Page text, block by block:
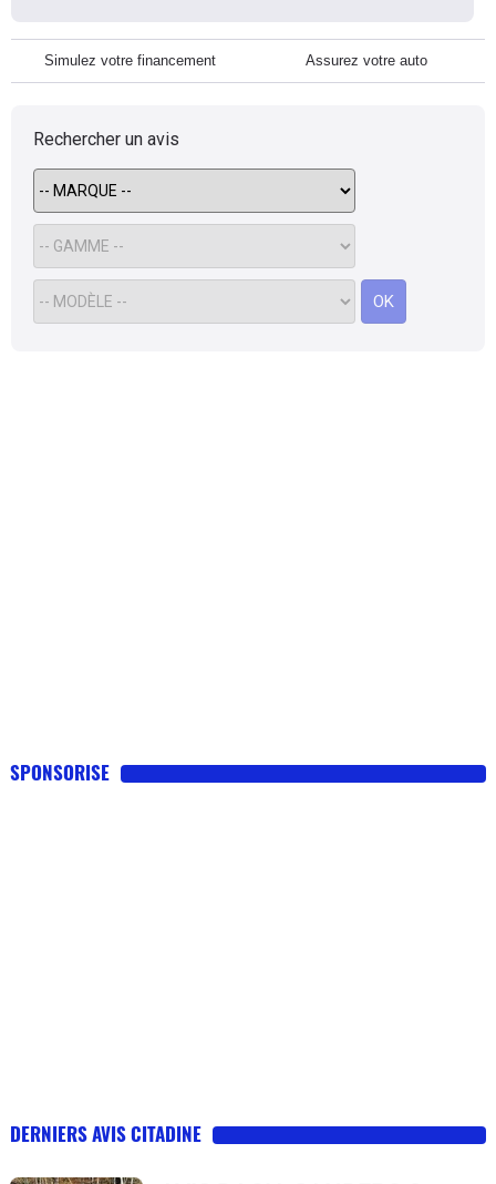
Simulez votre financement Assurez votre auto
Rechercher un avis
OK
SPONSORISE
DERNIERS AVIS CITADINE